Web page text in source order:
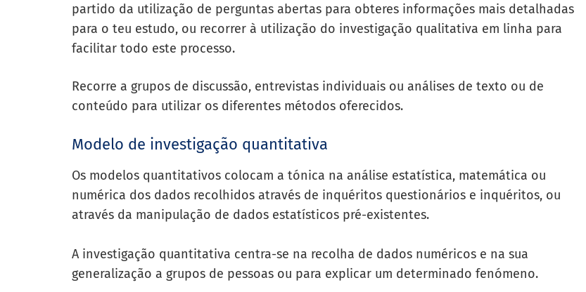
partido da utilização de perguntas abertas para obteres informações mais detalhadas
para o teu estudo, ou recorrer à utilização do investigação qualitativa em linha para
facilitar todo este processo.
Recorre a grupos de discussão, entrevistas individuais ou análises de texto ou de
conteúdo para utilizar os diferentes métodos oferecidos.
Modelo de investigação quantitativa
Os modelos quantitativos colocam a tónica na análise estatística, matemática ou
numérica dos dados recolhidos através de inquéritos questionários e inquéritos, ou
através da manipulação de dados estatísticos pré-existentes.
A investigação quantitativa centra-se na recolha de dados numéricos e na sua
generalização a grupos de pessoas ou para explicar um determinado fenómeno.